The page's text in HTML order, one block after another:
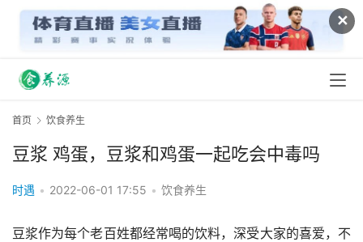
✕
首页 饮食养生
豆浆 鸡蛋，豆浆和鸡蛋一起吃会中毒吗
时遇 • 2022-06-01 17:55 • 饮食养生
豆浆作为每个老百姓都经常喝的饮料，深受大家的喜爱，不